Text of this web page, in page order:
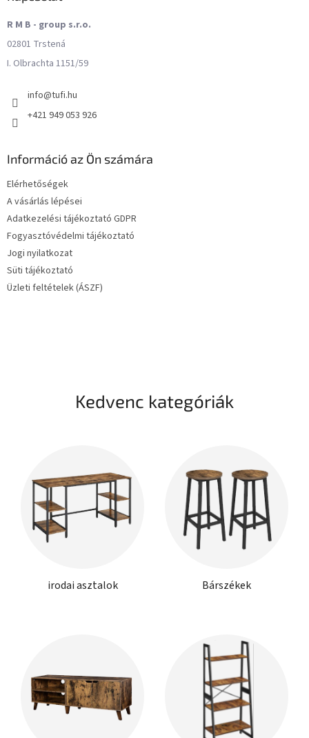
R M B - group s.r.o.
02801 Trstená
I. Olbrachta 1151/59
info@tufi.hu
+421 949 053 926
Információ az Ön számára
Elérhetőségek
A vásárlás lépései
Adatkezelési tájékoztató GDPR
Fogyasztóvédelmi tájékoztató
Jogi nyilatkozat
Süti tájékoztató
Üzleti feltételek (ÁSZF)
Kedvenc kategóriák
irodai asztalok Bárszékek